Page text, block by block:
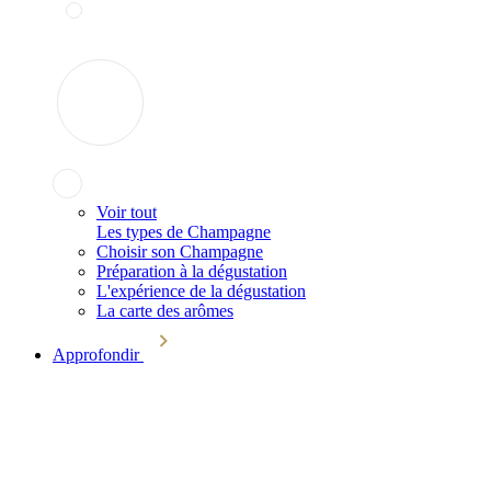
Voir tout
Les types de Champagne
Choisir son Champagne
Préparation à la dégustation
L'expérience de la dégustation
La carte des arômes
Approfondir